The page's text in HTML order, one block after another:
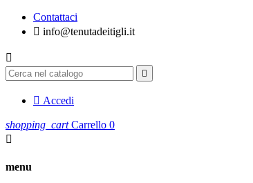
Contattaci
 info@tenutadeitigli.it


 Accedi
shopping_cart Carrello 0

menu